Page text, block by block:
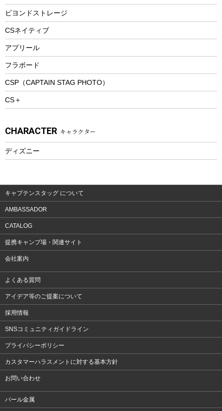
防寒ウェア
トレッキング
トレッキングアクセサリー
プレイグッズ
ウェルネス
ウェア、タオル
ウェア
ビヨンドストレージ
CSネイティブ
アプリール
フラボード
CSP（CAPTAIN STAG PHOTO）
CS＋
CHARACTER キャラクター
ディズニー
キャプテンスタッグ について
AMBASSADOR
CATALOG
提携キャンプ場・関連サイト
会社案内
よくある質問
アイデア等のご提案について
採用情報
SNSコミュニティガイドライン
プライバシーポリシー
カスタマーハラスメントに対する基本方針
お問い合わせ
パール金属